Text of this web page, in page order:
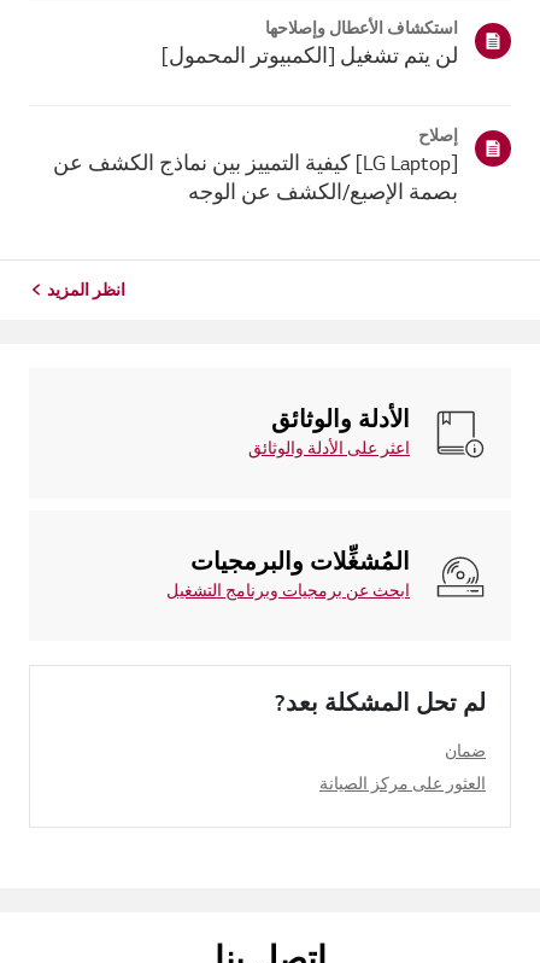
ذلك، إذا فشل ج...
استكشاف الأعطال وإصلاحها
لن يتم تشغيل [الكمبيوتر المحمول]
إصلاح
[LG Laptop] كيفية التمييز بين نماذج الكشف عن
بصمة الإصبع/الكشف عن الوجه
انظر المزيد
الأدلة والوثائق
اعثر على الأدلة والوثائق
المُشغِّلات والبرمجيات
ابحث عن برمجيات وبرنامج التشغيل
لم تحل المشكلة بعد?
ضمان
العثور على مركز الصيانة